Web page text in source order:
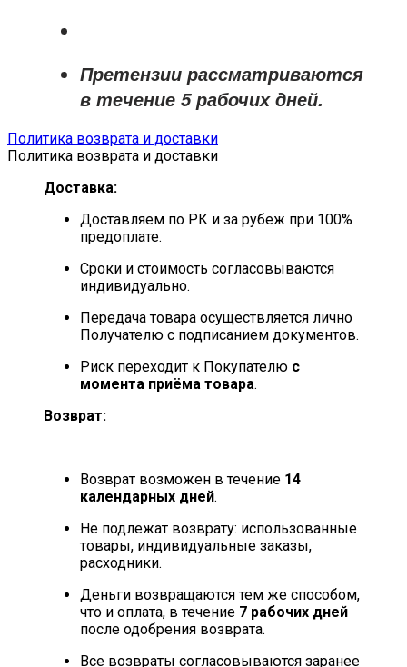
Претензии рассматриваются
в течение 5 рабочих дней.
Политика возврата и доставки
Политика возврата и доставки
Доставка:
Доставляем по РК и за рубеж при 100%
предоплате.
Сроки и стоимость согласовываются
индивидуально.
Передача товара осуществляется лично
Получателю с подписанием документов.
Риск переходит к Покупателю с
момента приёма товара.
Возврат:
Возврат возможен в течение 14
календарных дней.
Не подлежат возврату: использованные
товары, индивидуальные заказы,
расходники.
Деньги возвращаются тем же способом,
что и оплата, в течение 7 рабочих дней
после одобрения возврата.
Все возвраты согласовываются заранее